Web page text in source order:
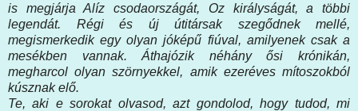
is megjárja Alíz csodaországát, Oz királyságát, a többi
legendát. Régi és új útitársak szegődnek mellé,
megismerkedik egy olyan jóképű fiúval, amilyenek csak a
mesékben vannak. Áthajózik néhány ősi krónikán,
megharcol olyan szörnyekkel, amik ezeréves mítoszokból
kúsznak elő.
Te, aki e sorokat olvasod, azt gondolod, hogy tudod, mi